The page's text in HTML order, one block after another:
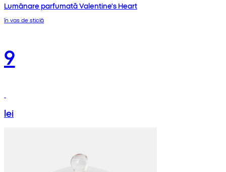
Lumânare parfumată Valentine's Heart
în vas de sticlă
9
lei